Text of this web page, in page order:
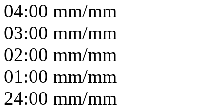
04:00 mm/mm
03:00 mm/mm
02:00 mm/mm
01:00 mm/mm
24:00 mm/mm